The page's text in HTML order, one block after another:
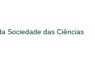
Sociedade das Ciências